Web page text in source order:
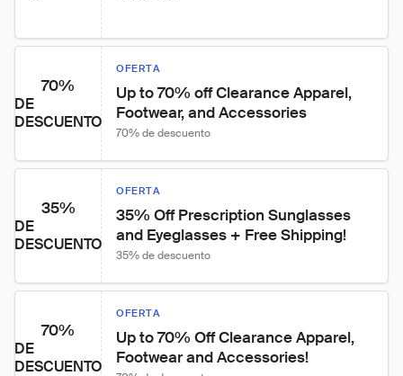
70%
DE
DESCUENTO
OFERTA
Up to 70% off Clearance Apparel,
Footwear, and Accessories
70% de descuento
35%
DE
DESCUENTO
OFERTA
35% Off Prescription Sunglasses
and Eyeglasses + Free Shipping!
35% de descuento
70%
DE
DESCUENTO
OFERTA
Up to 70% Off Clearance Apparel,
Footwear and Accessories!